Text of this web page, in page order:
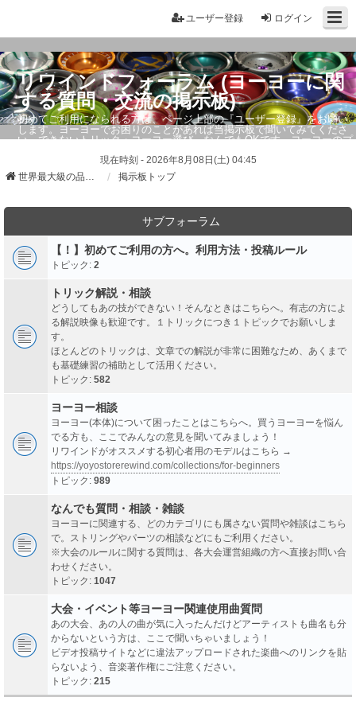
ログイン
ユーザー登録
リワインドフォーラム (ヨーヨーに関
する質問・交流の掲示板)
初めてご利用になられる方は、ページ上部の『ユーザー登録』をお願い
します。ヨーヨーでお困りのことがあれば当掲示板で聞いてみてくださ
い。できないトリック・ヨーヨー選び、なんでもOKです。ヨーヨーのプ
現在時刻 - 2026年8月08日(土) 04:45
世界最大級の品ぞろえ ヨーヨーストア「リワインド」
掲示板トップ
サブフォーラム
【！】初めてご利用の方へ。利用方法・投稿ルール
トピック: 2
トリック解説・相談
どうしてもあの技ができない！そんなときはこちらへ。有志の方によ
る解説映像も歓迎です。１トリックにつき１トピックでお願いしま
す。
ほとんどのトリックは、文章での解説が非常に困難なため、あくまで
も基礎練習の補助として活用ください。
トピック: 582
ヨーヨー相談
ヨーヨー(本体)について困ったことはこちらへ。買うヨーヨーを悩ん
でる方も、ここでみんなの意見を聞いてみましょう！
リワインドがオススメする初心者用のモデルはこちら →
https://yoyostorerewind.com/collections/for-beginners
トピック: 989
なんでも質問・相談・雑談
ヨーヨーに関連する、どのカテゴリにも属さない質問や雑談はこちら
で。ストリングやパーツの相談などにもご利用ください。
※大会のルールに関する質問は、各大会運営組織の方へ直接お問い合
わせください。
トピック: 1047
大会・イベント等ヨーヨー関連使用曲質問
あの大会、あの人の曲が気に入ったんだけどアーティストも曲名も分
からないという方は、ここで聞いちゃいましょう！
ビデオ投稿サイトなどに違法アップロードされた楽曲へのリンクを貼
らないよう、音楽著作権にご注意ください。
トピック: 215